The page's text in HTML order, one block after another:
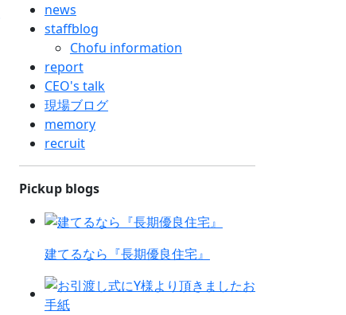
news
staffblog
Chofu information
report
CEO's talk
現場ブログ
memory
recruit
Pickup blogs
建てるなら『長期優良住宅』